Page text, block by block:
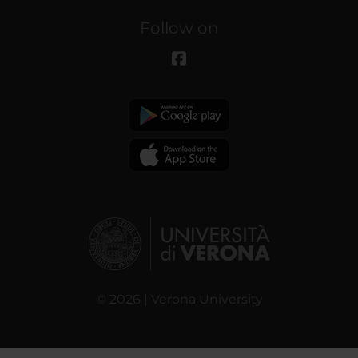
Follow on
© 2026 | Verona University